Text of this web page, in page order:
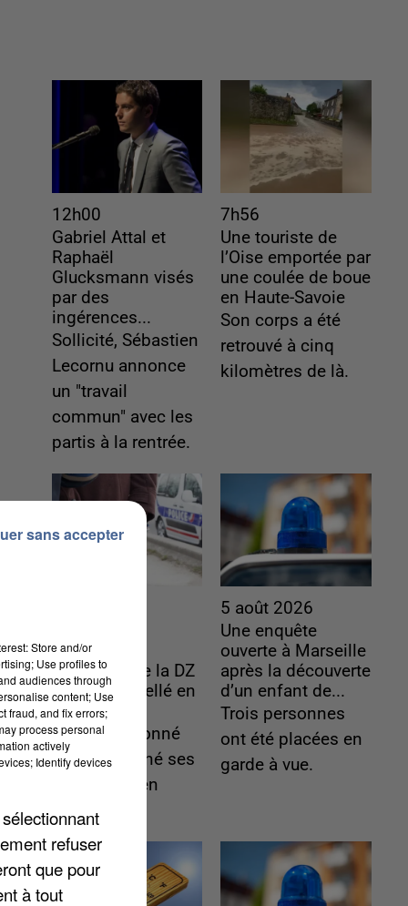
12h00
Gabriel Attal et
Raphaël
Glucksmann visés
par des
ingérences...
Sollicité, Sébastien
Lecornu annonce
un "travail
commun" avec les
partis à la rentrée.
7h56
Une touriste de
l’Oise emportée par
une coulée de boue
en Haute-Savoie
Son corps a été
retrouvé à cinq
kilomètres de là.
fondateurs
supposés de la DZ
Mafia interpellé en
Algérie
Il est soupçonné
d'y avoir mené ses
opérations en
France.
5 août 2026
Une enquête
ouverte à Marseille
après la découverte
d’un enfant de...
Trois personnes
ont été placées en
garde à vue.
Store and/or
Use profiles to
audiences through
content; Use
fraud, and fix errors;
process personal
actively
Identify devices
refuser
que pour
à tout
sans accepter